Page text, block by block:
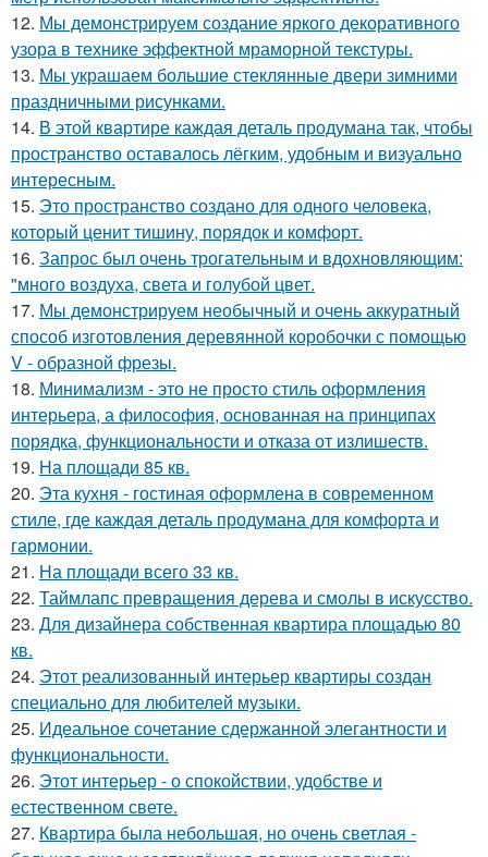
12. Мы демонстрируем создание яркого декоративного
узора в технике эффектной мраморной текстуры.
13. Мы украшаем большие стеклянные двери зимними
праздничными рисунками.
14. В этой квартире каждая деталь продумана так, чтобы
пространство оставалось лёгким, удобным и визуально
интересным.
15. Это пространство создано для одного человека,
который ценит тишину, порядок и комфорт.
16. Запрос был очень трогательным и вдохновляющим:
"много воздуха, света и голубой цвет.
17. Мы демонстрируем необычный и очень аккуратный
способ изготовления деревянной коробочки с помощью
V - образной фрезы.
18. Минимализм - это не просто стиль оформления
интерьера, а философия, основанная на принципах
порядка, функциональности и отказа от излишеств.
19. На площади 85 кв.
20. Эта кухня - гостиная оформлена в современном
стиле, где каждая деталь продумана для комфорта и
гармонии.
21. На площади всего 33 кв.
22. Таймлапс превращения дерева и смолы в искусство.
23. Для дизайнера собственная квартира площадью 80
кв.
24. Этот реализованный интерьер квартиры создан
специально для любителей музыки.
25. Идеальное сочетание сдержанной элегантности и
функциональности.
26. Этот интерьер - о спокойствии, удобстве и
естественном свете.
27. Квартира была небольшая, но очень светлая -